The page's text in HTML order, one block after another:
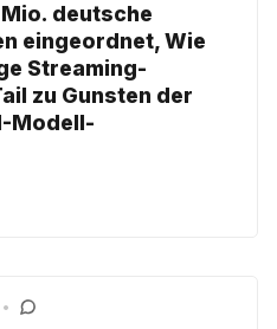
deutsche
eingeordnet, Wie
Streaming-
zu Gunsten der
Modell-
•